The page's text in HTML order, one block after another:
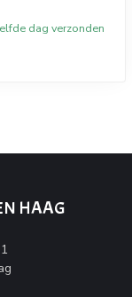
dag verzonden
HAAG